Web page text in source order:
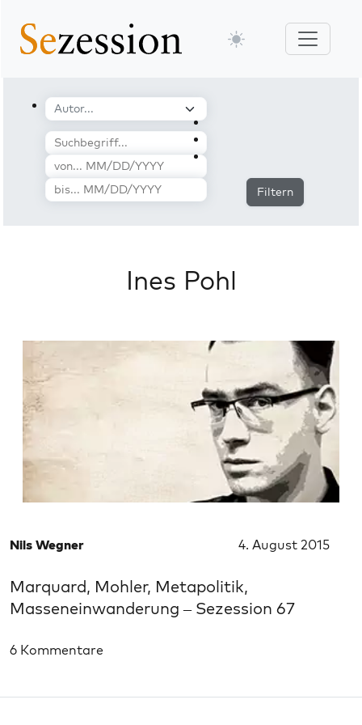
Filtern
Ines Pohl
Nils Wegner 4. August 2015
Marquard, Mohler, Metapolitik,
Masseneinwanderung – Sezession 67
6 Kommentare